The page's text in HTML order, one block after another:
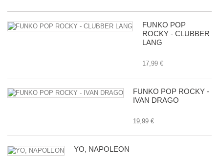
FUNKO POP
ROCKY - CLUBBER
LANG
17,99 €
FUNKO POP ROCKY -
IVAN DRAGO
19,99 €
YO, NAPOLEON